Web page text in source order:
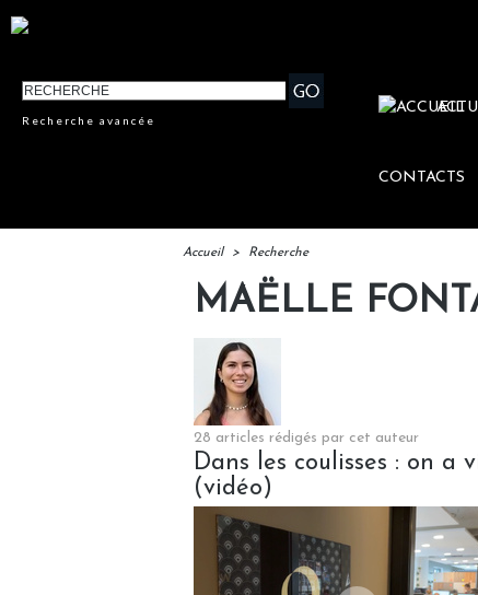
Recherche avancée
CONTACTS
Accueil > Recherche
MAËLLE
28 articles rédigés par cet auteur
Dans les coulisses : on a
(vidéo)